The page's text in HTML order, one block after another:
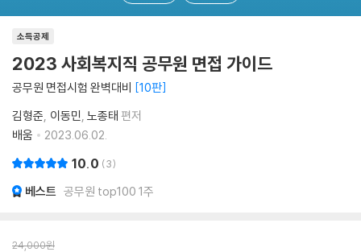
소득공제
2023 사회복지직 공무원 면접 가이드
공무원 면접시험 완벽대비 10판
김형준 이동민 노종태 편저
배움
2023.06.02.
10.0 3
베스트 공무원 top100 1주
24,000원